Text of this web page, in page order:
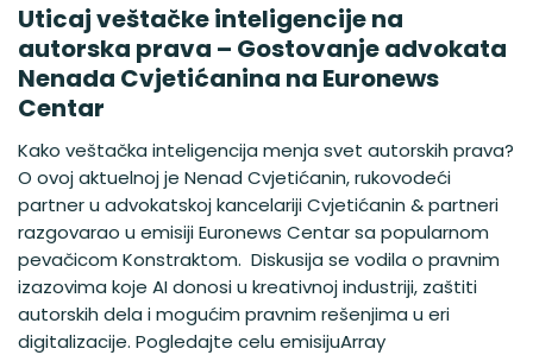
Uticaj veštačke inteligencije na
autorska prava – Gostovanje advokata
Nenada Cvjetićanina na Euronews
Centar
Kako veštačka inteligencija menja svet autorskih prava?
O ovoj aktuelnoj je Nenad Cvjetićanin, rukovodeći
partner u advokatskoj kancelariji Cvjetićanin & partneri
razgovarao u emisiji Euronews Centar sa popularnom
pevačicom Konstraktom. Diskusija se vodila o pravnim
izazovima koje AI donosi u kreativnoj industriji, zaštiti
autorskih dela i mogućim pravnim rešenjima u eri
digitalizacije. Pogledajte celu emisijuArray